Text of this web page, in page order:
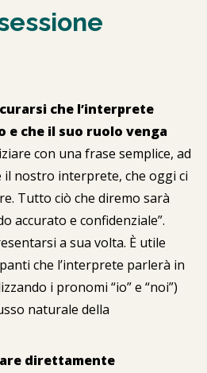
che l’interprete
e che il suo ruolo venga
con una frase semplice, ad
il nostro interprete, che oggi ci
Tutto ciò che diremo sarà
accurato e confidenziale”.
a sua volta. È utile
che l’interprete parlerà in
i pronomi “io” e “noi”)
naturale della
direttamente